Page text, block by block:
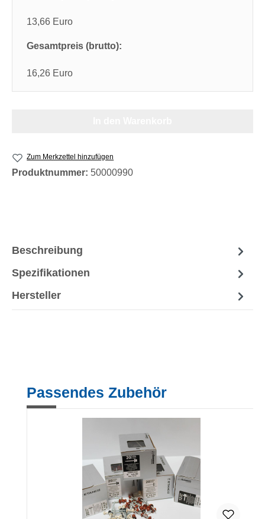
13,66 Euro
Gesamtpreis (brutto):
16,26 Euro
Zum Merkzettel hinzufügen
Produktnummer: 50000990
Beschreibung
Spezifikationen
Hersteller
Produktgalerie überspringen
Passendes Zubehör